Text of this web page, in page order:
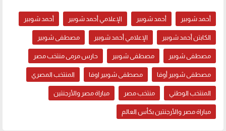
أحمد شوبير أحمد شوبير الإعلامي أحمد شوبير أحمد شوبير
الكابتن أحمد شوبير الإعلامي أحمد شوبير مصطفى شوبير
مصطفى شوبير مصطفى شوبير حارس مرمى منتخب مصر
مصطفى شوبير أوفا مصطفى شوبير اوفا المنتخب المصري
المنتخب الوطني منتخب مصر مباراة مصر والأرجنتين
مباراة مصر والأرجنتين بكأس العالم